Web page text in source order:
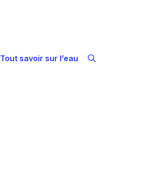
Tout savoir sur l’eau